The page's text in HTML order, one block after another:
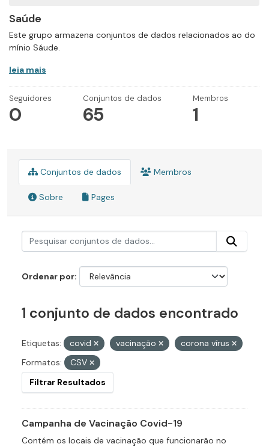
Saúde
Este grupo armazena conjuntos de dados relacionados ao do
mínio Sáude.
leia mais
Seguidores
0
Conjuntos de dados
65
Membros
1
Conjuntos de dados Membros
Sobre Pages
Ordenar por
1 conjunto de dados encontrado
Etiquetas: covid vacinação
corona vírus
Formatos:
CSV
Filtrar Resultados
Campanha de Vacinação Covid-19
Contém os locais de vacinação que funcionarão no